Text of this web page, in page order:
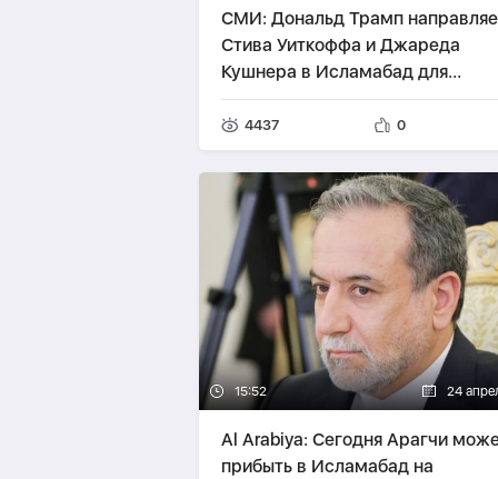
СМИ: Дональд Трамп
Стива Уиткоффа и Джареда
Кушнера в Исламабад для
переговоров с Ираном
4437 0
15:52 24
Al Arabiya: Сегодня Арагчи
прибыть в Исламабад на